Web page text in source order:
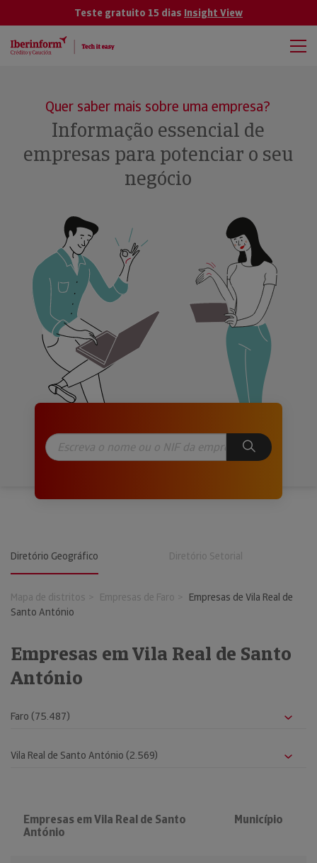
Teste gratuito 15 dias Insight View
Quer saber mais sobre uma empresa?
Informação essencial de
empresas para potenciar o seu
negócio
Diretório Geográfico Diretório Setorial
Mapa de distritos Empresas de Faro
Empresas de Vila Real de
Santo António
Empresas em Vila Real de Santo
António
Empresas em Vila Real de Santo
António
Município